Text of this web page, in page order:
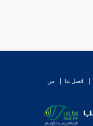
اتصل بنا
من